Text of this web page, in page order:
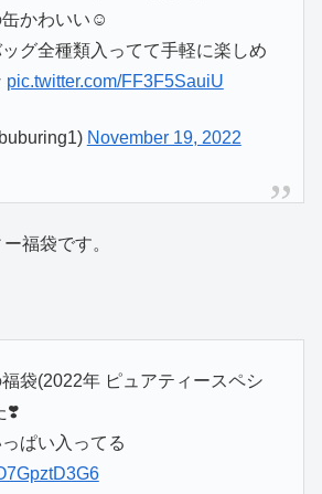
缶かわいい☺️
グ全種類入ってて手軽に楽しめ
pic.twitter.com/FF3F5SauiU
November 19, 2022
福袋です。
袋(2022年 ピュアティースペシ
❣️
ぱい入ってる